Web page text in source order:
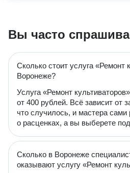
Вы часто
Сколько стоит услуга «Ремонт
Воронеже?
Услуга «Ремонт
от 400 рублей. Всё зависит от
что случилось, и мастера сами
о расценках, а вы выберете
Сколько в Воронеже
оказывают услугу «Ремонт